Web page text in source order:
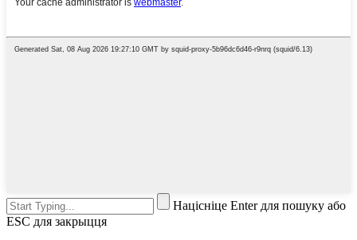
Націсніце Enter для пошуку або
ESC для закрыцця